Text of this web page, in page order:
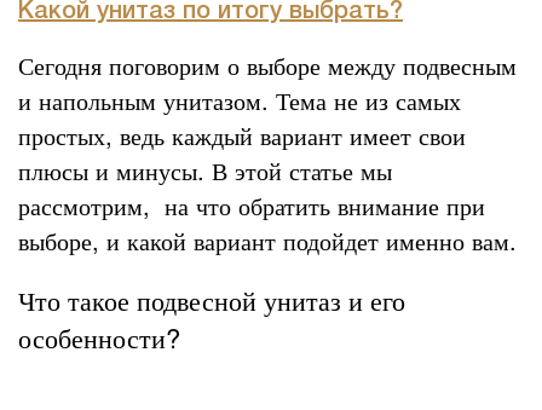
Какой унитаз по итогу выбрать?
Сегодня поговорим о выборе между подвесным
и напольным унитазом. Тема не из самых
простых, ведь каждый вариант имеет свои
плюсы и минусы. В этой статье мы
рассмотрим, на что обратить внимание при
выборе, и какой вариант подойдет именно вам.
Что такое подвесной унитаз и его
особенности?